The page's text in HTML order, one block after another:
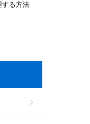
する方法